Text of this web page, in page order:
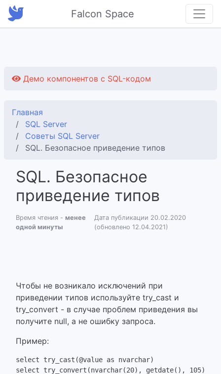
Falcon Space
Демо компонентов с SQL-кодом
Главная
SQL Server
Советы SQL Server
SQL. Безопасное приведение типов
SQL. Безопасное
приведение типов
Время чтения - менее
одной минуты
Дата публикации 20.02.2020
(обновлено 12.04.2021)
Чтобы не возникало исключений при
приведении типов используйте try_cast и
try_convert - в случае проблем приведения вы
получите null, а не ошибку запроса.
Пример:
select try_cast(@value as nvarchar)